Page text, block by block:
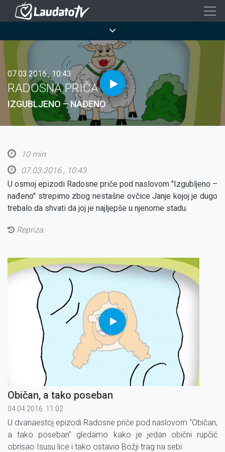
Skoči
sadržaj
07.03.2016., 10:43
RADOSNA PRIČA
IZGUBLJENO – NAĐENO
10 min
07.03.2016., 10:43
U osmoj epizodi Radosne priče pod naslovom ''Izgubljeno –
nađeno'' strepimo zbog nestašne ovčice Janje kojoj je dugo
trebalo da shvati da joj je najljepše u njenome stadu.
Repriza:
Običan, a tako poseban
04.04.2016. 11:02
U dvanaestoj epizodi Radosne priče pod naslovom ''Običan,
a tako poseban'' gledamo kako je jedan obični rupčić
obrisao Isusu lice i tako ostavio Božji trag na sebi.